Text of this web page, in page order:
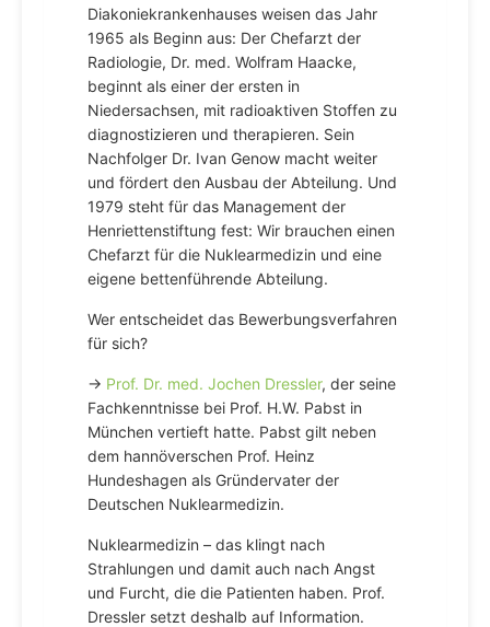
Diakoniekrankenhauses weisen das Jahr
1965 als Beginn aus: Der Chefarzt der
Radiologie, Dr. med. Wolfram Haacke,
beginnt als einer der ersten in
Niedersachsen, mit radioaktiven Stoffen zu
diagnostizieren und therapieren. Sein
Nachfolger Dr. Ivan Genow macht weiter
und fördert den Ausbau der Abteilung. Und
1979 steht für das Management der
Henriettenstiftung fest: Wir brauchen einen
Chefarzt für die Nuklearmedizin und eine
eigene bettenführende Abteilung.
Wer entscheidet das Bewerbungsverfahren
für sich?
→ Prof. Dr. med. Jochen Dressler, der seine
Fachkenntnisse bei Prof. H.W. Pabst in
München vertieft hatte. Pabst gilt neben
dem hannöverschen Prof. Heinz
Hundeshagen als Gründervater der
Deutschen Nuklearmedizin.
Nuklearmedizin – das klingt nach
Strahlungen und damit auch nach Angst
und Furcht, die die Patienten haben. Prof.
Dressler setzt deshalb auf Information.